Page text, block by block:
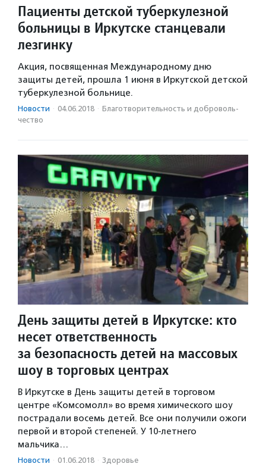
Пациенты детской туберкулезной
больницы в Иркутске станцевали
лезгинку
Акция, посвященная Международному дню
защиты детей, прошла 1 июня в Иркутской детской
туберкулезной больнице.
Новости · 04.06.2018 · Благотвори­тель­ность и доброволь­
чест­во
День защиты детей в Иркутске: кто
несет ответственность
за безопасность детей на массовых
шоу в торговых центрах
В Иркутске в День защиты детей в торговом
центре «Комсомолл» во время химического шоу
пострадали восемь детей. Все они получили ожоги
первой и второй степеней. У 10-летнего
мальчика…
Новости · 01.06.2018 · Здоровье